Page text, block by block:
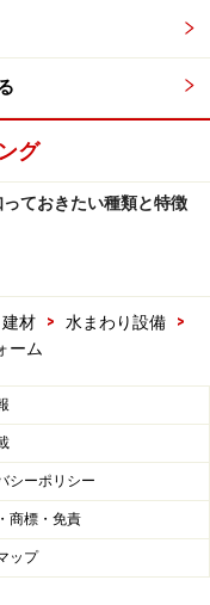
グ
ておきたい種類と特徴
材 > 水まわり設備
>
ーム
シーポリシー
商標・免責
ップ